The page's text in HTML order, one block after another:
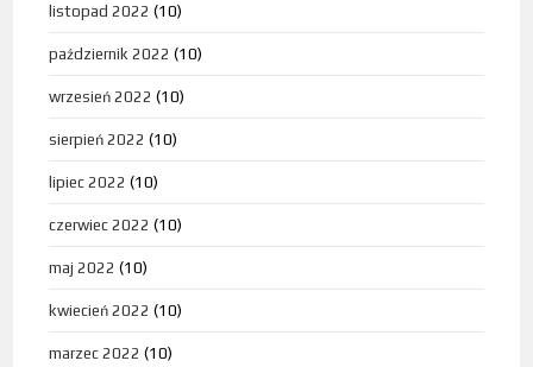
listopad 2022 (10)
październik 2022 (10)
wrzesień 2022 (10)
sierpień 2022 (10)
lipiec 2022 (10)
czerwiec 2022 (10)
maj 2022 (10)
kwiecień 2022 (10)
marzec 2022 (10)